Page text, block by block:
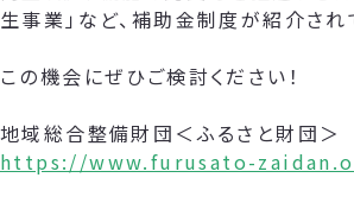
生事業」など、補助金制度が紹介され
この機会にぜひご検討ください！
地域総合整備財団＜ふるさと財団＞
https://www.furusato-